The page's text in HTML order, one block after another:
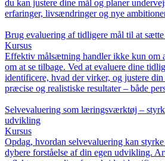
du kan justere dine mål og planer
erfaringer, livsændringer og nye
Brug evaluering af tidligere mål til at
Kursus
Effektiv målsætning handler ikke kun om
om at se tilbage. Ved at evaluere dine
identificere, hvad der virker, og justere
præcise og realistiske resultater – både
Selvevaluering som læringsværktøj – styrk
udvikling
Kursus
Opdag, hvordan selvevaluering kan
dybere forståelse af din egen udvikling.